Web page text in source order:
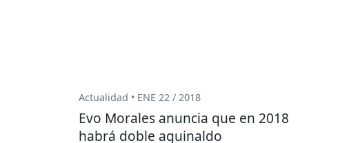
Actualidad • ENE 22 / 2018
Evo Morales anuncia que en 2018
habrá doble aguinaldo